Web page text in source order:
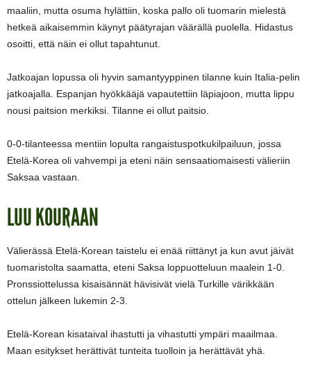
maaliin, mutta osuma hylättiin, koska pallo oli tuomarin mielestä
hetkeä aikaisemmin käynyt päätyrajan väärällä puolella. Hidastus
osoitti, että näin ei ollut tapahtunut.
Jatkoajan lopussa oli hyvin samantyyppinen tilanne kuin Italia-pelin
jatkoajalla. Espanjan hyökkääjä vapautettiin läpiajoon, mutta lippu
nousi paitsion merkiksi. Tilanne ei ollut paitsio.
0-0-tilanteessa mentiin lopulta rangaistuspotkukilpailuun, jossa
Etelä-Korea oli vahvempi ja eteni näin sensaatiomaisesti välieriin
Saksaa vastaan.
LUU KOURAAN
Välierässä Etelä-Korean taistelu ei enää riittänyt ja kun avut jäivät
tuomaristolta saamatta, eteni Saksa loppuotteluun maalein 1-0.
Pronssiottelussa kisaisännät hävisivät vielä Turkille värikkään
ottelun jälkeen lukemin 2-3.
Etelä-Korean kisataival ihastutti ja vihastutti ympäri maailmaa.
Maan esitykset herättivät tunteita tuolloin ja herättävät yhä.